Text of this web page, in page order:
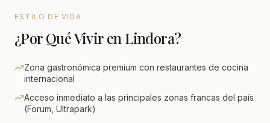
ESTILO DE VIDA
¿Por Qué Vivir en Lindora?
Zona gastronómica premium con restaurantes de cocina
internacional
Acceso inmediato a las principales zonas francas del país
(Forum, Ultrapark)